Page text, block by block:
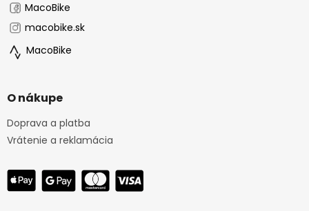
MacoBike
macobike.sk
MacoBike
O nákupe
Doprava a platba
Vrátenie a reklamácia